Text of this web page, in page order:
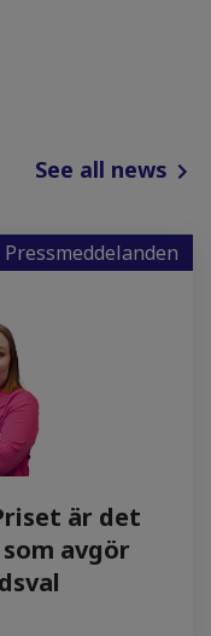
See all news
Pressmeddelanden
är det
avgör